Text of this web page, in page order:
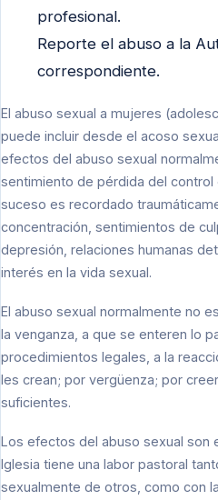
profesional.
Reporte el abuso a la
correspondiente.
El abuso sexual a mujeres
puede incluir desde el acoso
efectos del abuso sexual
sentimiento de pérdida del control
suceso es recordado
concentración, sentimientos de
depresión, relaciones humanas
interés en la vida sexual.
El abuso sexual normalmente no
la venganza, a que se enteren lo
procedimientos legales, a la
les crean; por vergüenza; por
suficientes.
Los efectos del abuso sexual son
Iglesia tiene una labor pastoral
sexualmente de otros, como con